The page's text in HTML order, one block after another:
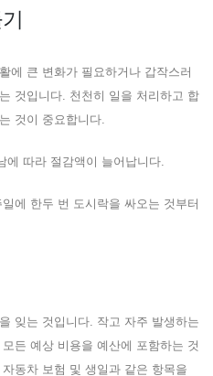
에 큰 변화가 필요하거나 갑작스러
것입니다. 천천히 일을 처리하고 합
것이 중요합니다.
에 따라 절감액이 늘어납니다.
에 한두 번 도시락을 싸오는 것부터
잊는 것입니다. 작고 자주 발생하는
든 예상 비용을 예산에 포함하는 것
동차 보험 및 생일과 같은 항목을